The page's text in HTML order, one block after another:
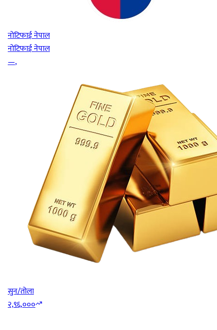
नोटिफाई नेपाल
नोटिफाई नेपाल
—,
सुन/तोला
२,९६,०००